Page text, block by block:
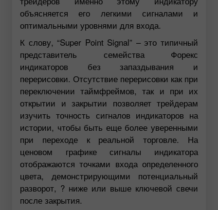
объясняется его легкими сигналами и
оптимальными уровнями для входа.
К слову, “Super Point Signal” – это типичный
представитель семейства Форекс
индикаторов без запаздывания и
перерисовки. Отсутствие перерисовки как при
переключении таймфреймов, так и при их
открытии и закрытии позволяет трейдерам
изучить точность сигналов индикаторов на
истории, чтобы быть еще более уверенными
при переходе к реальной торговле. На
ценовом графике сигналы индикатора
отображаются точками входа определенного
цвета, демонстрирующими потенциальный
разворот, ? ниже или выше ключевой свечи
после закрытия.